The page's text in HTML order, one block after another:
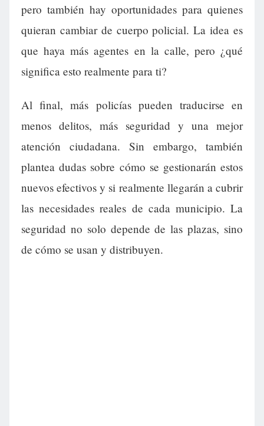
pero también hay oportunidades para quienes
quieran cambiar de cuerpo policial. La idea es
que haya más agentes en la calle, pero ¿qué
significa esto realmente para ti?
Al final, más policías pueden traducirse en
menos delitos, más seguridad y una mejor
atención ciudadana. Sin embargo, también
plantea dudas sobre cómo se gestionarán estos
nuevos efectivos y si realmente llegarán a cubrir
las necesidades reales de cada municipio. La
seguridad no solo depende de las plazas, sino
de cómo se usan y distribuyen.